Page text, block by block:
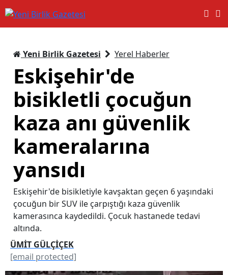
Yeni Birlik Gazetesi Yerel Haberler
Eskişehir'de
bisikletli çocuğun
kaza anı güvenlik
kameralarına
yansıdı
Eskişehir'de bisikletiyle kavşaktan geçen 6 yaşındaki
çocuğun bir SUV ile çarpıştığı kaza güvenlik
kamerasınca kaydedildi. Çocuk hastanede tedavi
altında.
ÜMİT GÜLÇİÇEK
[email protected]